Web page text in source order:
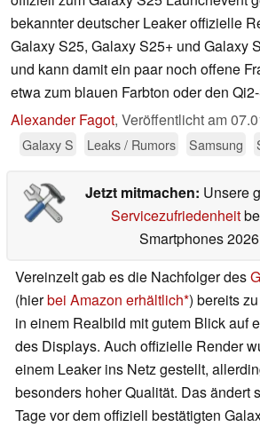
bekannter deutscher Leaker offizielle
Galaxy S25, Galaxy S25+ und Galaxy
und kann damit ein paar noch offene
etwa zum blauen Farbton oder den
Alexander Fagot, Veröffentlicht am
Galaxy S
Leaks / Rumors Samsung
Jetzt mitmachen: Unsere
Servicezufriedenheit
Smartphones 2026
Vereinzelt gab es die Nachfolger des
(hierbei Amazon erhältlich ) bereits
in einem Realbild mit gutem Blick auf
des Displays. Auch offizielle Render
einem Leaker ins Netz gestellt,
besonders hoher Qualität. Das ändert
Tage vor dem offiziell bestätigten